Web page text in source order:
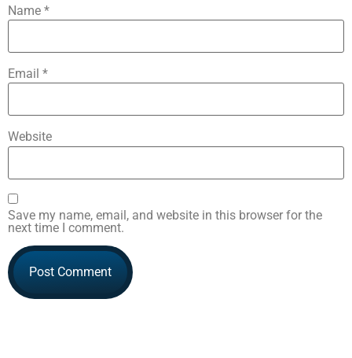
Name *
Email *
Website
Save my name, email, and website in this browser for the
next time I comment.